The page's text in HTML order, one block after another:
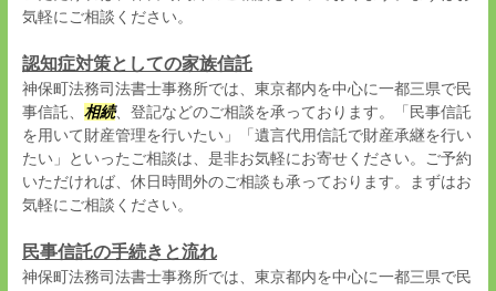
気軽にご相談ください。
認知症対策としての家族信託
神保町法務司法書士事務所では、東京都内を中心に一都三県で民
事信託、 相続、登記などのご相談を承っております。「民事信託
を用いて財産管理を行いたい」「遺言代用信託で財産承継を行い
たい」といったご相談は、是非お気軽にお寄せください。ご予約
いただければ、休日時間外のご相談も承っております。まずはお
気軽にご相談ください。
民事信託の手続きと流れ
神保町法務司法書士事務所では、東京都内を中心に一都三県で民